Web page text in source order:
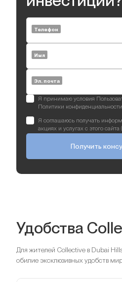
Телефон
Имя
Эл. почта
Я принимаю условия
Политики конфиденциальности
Я соглашаюсь получать
акциях и услугах с этого
Получить
Удобства
Для жителей Collective в Dubai
обилие эксклюзивных удобств